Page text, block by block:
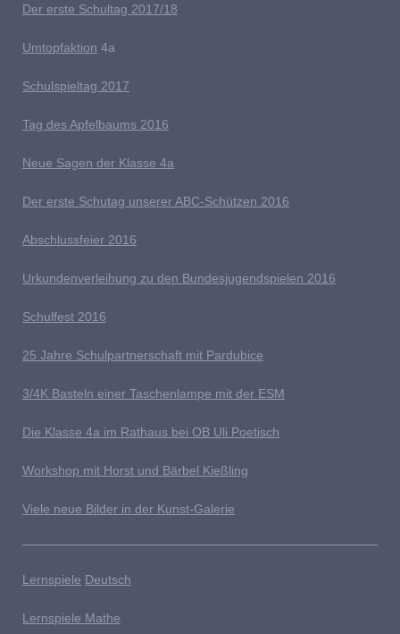
Der erste Schultag 2017/18
Umtopfaktion 4a
Schulspieltag 2017
Tag des Apfelbaums 2016
Neue Sagen der Klasse 4a
Der erste Schutag unserer ABC-Schützen 2016
Abschlussfeier 2016
Urkundenverleihung zu den Bundesjugendspielen 2016
Schulfest 2016
25 Jahre Schulpartnerschaft mit Pardubice
3/4K Basteln einer Taschenlampe mit der ESM
Die Klasse 4a im Rathaus bei OB Uli Poetisch
Workshop mit Horst und Bärbel Kießling
Viele neue Bilder in der Kunst-Galerie
Lernspiele Deutsch
Lernspiele Mathe